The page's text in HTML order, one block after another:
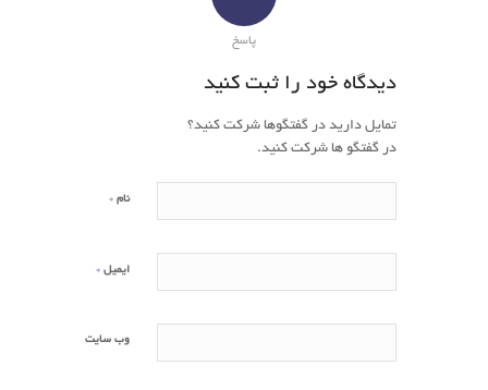
پاسخ
دیدگاه خود را ثبت کنید
تمایل دارید در گفتگوها شرکت کنید؟
در گفتگو ها شرکت کنید.
نام *
ایمیل *
وب‌ سایت